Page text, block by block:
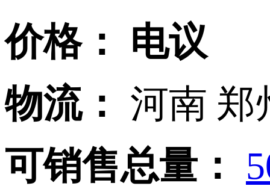
价格：
电议
物流： 河南 郑
可销售总量：